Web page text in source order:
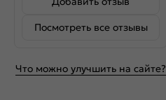
Посмотреть все отзывы
Что можно улучшить на сайте?